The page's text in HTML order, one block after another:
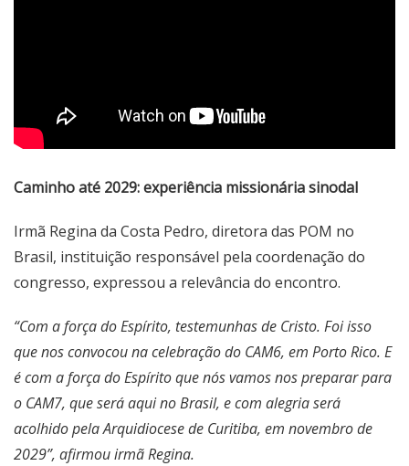
Caminho até 2029: experiência missionária sinodal
Irmã Regina da Costa Pedro, diretora das POM no
Brasil, instituição responsável pela coordenação do
congresso, expressou a relevância do encontro.
“Com a força do Espírito, testemunhas de Cristo. Foi isso
que nos convocou na celebração do CAM6, em Porto Rico. E
é com a força do Espírito que nós vamos nos preparar para
o CAM7, que será aqui no Brasil, e com alegria será
acolhido pela Arquidiocese de Curitiba, em novembro de
2029”, afirmou irmã Regina.